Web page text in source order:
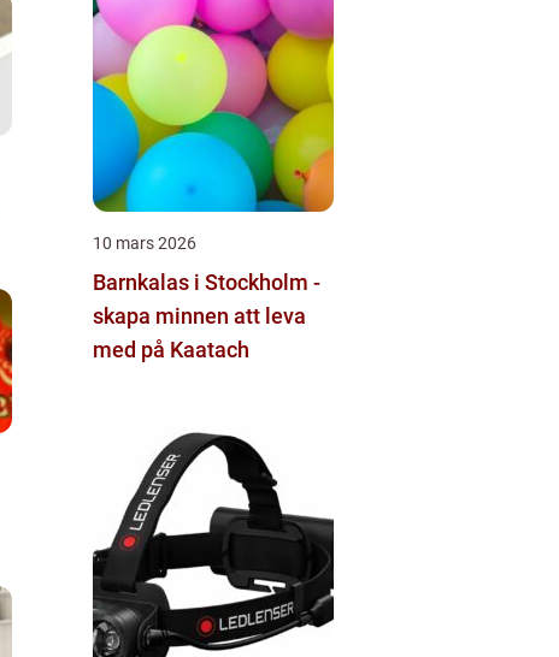
10 mars 2026
Barnkalas i Stockholm -
skapa minnen att leva
med på Kaatach